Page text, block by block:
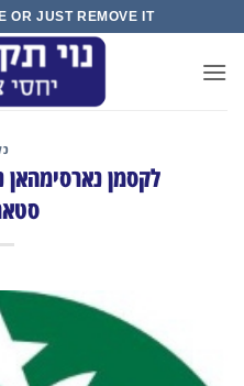
content
JUST REMOVE IT...
לקסמן